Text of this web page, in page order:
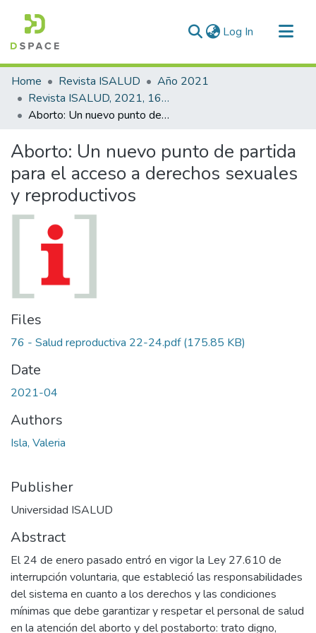
Log In (current)
Communities & Collections
All of DSpace
Statistics
Home Revista ISALUD
Año 2021
Revista ISALUD, 2021, 16(76)
Aborto: Un nuevo punto de partida para el acceso a derechos sexuales y reproductivos
Aborto: Un nuevo punto de partida
para el acceso a derechos sexuales
y reproductivos
Files
76 - Salud reproductiva 22-24.pdf(175.85 KB)
Date
2021-04
Authors
Isla, Valeria
Publisher
Universidad ISALUD
Abstract
El 24 de enero pasado entró en vigor la Ley 27.610 de
interrupción voluntaria, que estableció las responsabilidades
del sistema en cuanto a los derechos y las condiciones
mínimas que debe garantizar y respetar el personal de salud
en la atención del aborto y del postaborto: trato digno,